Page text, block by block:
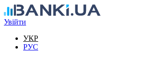
Перейти до основного вмісту
Увійти
УКР
РУС